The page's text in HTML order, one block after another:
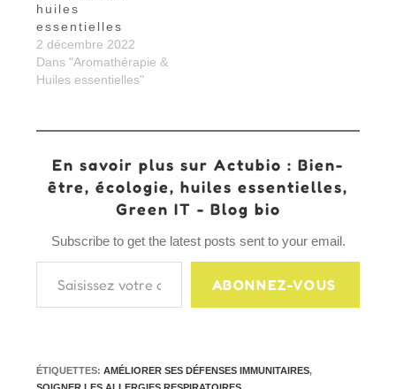
huiles
essentielles
2 décembre 2022
Dans "Aromathérapie &
Huiles essentielles"
En savoir plus sur Actubio : Bien-
être, écologie, huiles essentielles,
Green IT - Blog bio
Subscribe to get the latest posts sent to your email.
Saisissez votre adresse e-mail…
ABONNEZ-VOUS
ÉTIQUETTES:AMÉLIORER SES DÉFENSES IMMUNITAIRES,